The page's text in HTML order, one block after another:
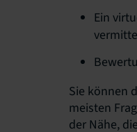
Ein
Sie können
meisten
der Nähe,